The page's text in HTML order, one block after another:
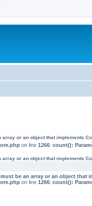
array or an object that implements
on line 1266: count():
array or an object that implements
be an array or an object that
on line 1266: count():